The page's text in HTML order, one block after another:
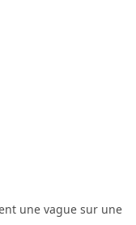
une vague sur une